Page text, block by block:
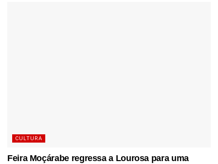
CULTURA
Feira Moçárabe regressa a Lourosa para uma